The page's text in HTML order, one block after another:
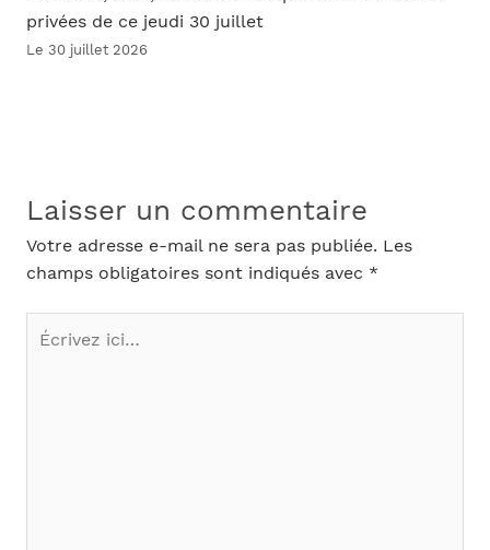
privées de ce jeudi 30 juillet
Le 30 juillet 2026
Laisser un commentaire
Votre adresse e-mail ne sera pas publiée. Les
champs obligatoires sont indiqués avec *
Écrivez
ici…